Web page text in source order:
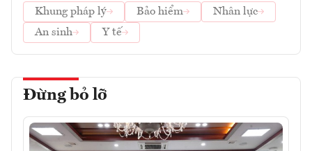
Khung pháp lý
Bảo hiểm
Nhân lực
An sinh
Y tế
Đừng bỏ lỡ